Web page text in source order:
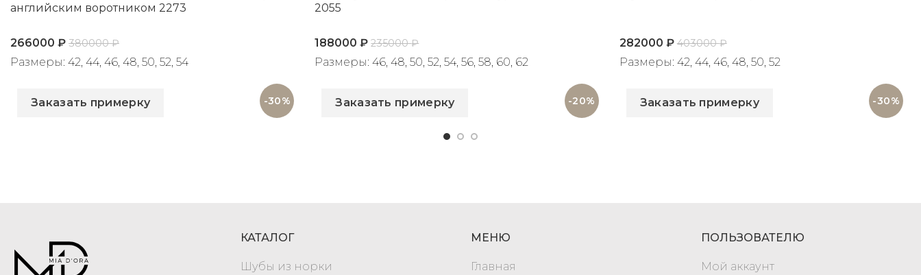
-30%
английским воротником 2273
266000 ₽ 380000₽
Размеры: 42, 44, 46, 48, 50, 52, 54
Заказать примерку
-20%
2055
188000₽ 235000₽
Размеры: 46, 48, 50, 52, 54, 56, 58, 60, 62
Заказать примерку
-30%
282000 ₽ 403000₽
Размеры: 42, 44, 46, 48, 50, 52
Заказать примерку
КАТАЛОГ
Шубы из норки
МЕНЮ
Главная
ПОЛЬЗОВАТЕЛЮ
Мой аккаунт